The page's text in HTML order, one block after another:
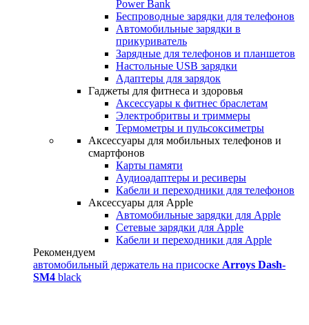
Power Bank
Беспроводные зарядки для телефонов
Автомобильные зарядки в
прикуриватель
Зарядные для телефонов и планшетов
Настольные USB зарядки
Адаптеры для зарядок
Гаджеты для фитнеса и здоровья
Аксессуары к фитнес браслетам
Электробритвы и триммеры
Термометры и пульсоксиметры
Аксессуары для мобильных телефонов и
смартфонов
Карты памяти
Аудиоадаптеры и ресиверы
Кабели и переходники для телефонов
Аксессуары для Apple
Автомобильные зарядки для Apple
Сетевые зарядки для Apple
Кабели и переходники для Apple
Рекомендуем
автомобильный держатель на присоске Arroys Dash-
SM4 black